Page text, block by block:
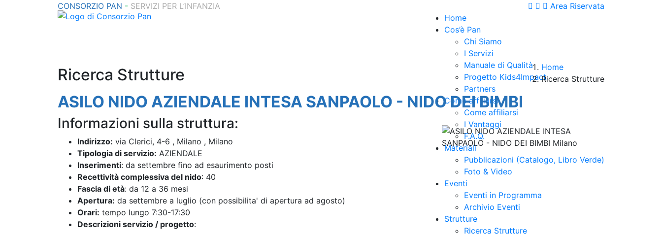
CONSORZIO PAN - SERVIZI PER L’INFANZIA
Area Riservata
Home
Cos’è Pan
Chi Siamo
I Servizi
Manuale di Qualità
Progetto Kids4Impact
Partners
Come affiliarsi
Come affiliarsi
I Vantaggi
F.A.Q.
Materiali
Pubblicazioni (Catalogo, Libro Verde)
Foto & Video
Eventi
Eventi in Programma
Archivio Eventi
Strutture
Ricerca Strutture
Ricerca Strutture
Home
Ricerca Strutture
ASILO NIDO AZIENDALE INTESA SANPAOLO - NIDO DEI BIMBI
Informazioni sulla struttura:
Indirizzo: via Clerici, 4-6 , Milano , Milano
Tipologia di servizio: AZIENDALE
Inserimenti: da settembre fino ad esaurimento posti
Recettività complessiva del nido: 40
Fascia di età: da 12 a 36 mesi
Apertura: da settembre a luglio (con possibilita' di apertura ad agosto)
Orari: tempo lungo 7:30-17:30
Descrizioni servizio / progetto: